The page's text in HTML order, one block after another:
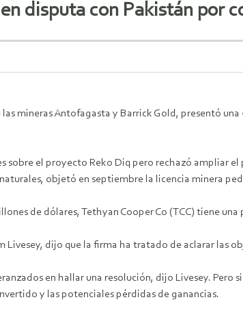
disputa con Pakistán por
mineras Antofagasta y Barrick Gold, presentó
sobre el proyecto Reko Diq pero rechazó ampliar
objetó en septiembre la licencia minera
de dólares, Tethyan Cooper Co (TCC) tiene
Livesey, dijo que la firma ha tratado de aclarar las
en hallar una resolución, dijo Livesey.
y las potenciales pérdidas de ganancias.